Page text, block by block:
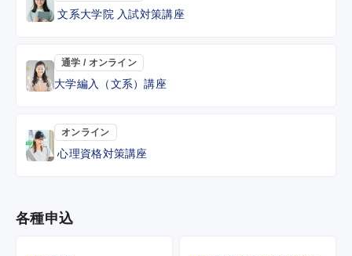
文系大学院 入試対策講座
通学 / オンライン
大学編入（文系）講座
オンライン
心理資格対策講座
各種申込